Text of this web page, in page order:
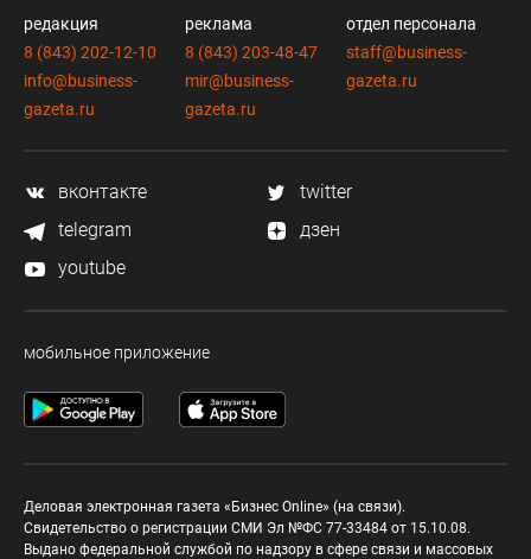
редакция
8 (843) 202-12-10
info@business-
gazeta.ru
реклама
8 (843) 203-48-47
mir@business-
gazeta.ru
отдел персонала
staff@business-
gazeta.ru
вконтакте
twitter
telegram
дзен
youtube
мобильное приложение
Деловая электронная газета «Бизнес Online» (на связи).
Свидетельство о регистрации СМИ Эл №ФС 77-33484 от 15.10.08.
Выдано федеральной службой по надзору в сфере связи и массовых